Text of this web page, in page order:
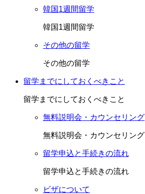
韓国1週間留学
韓国1週間留学
その他の留学
その他の留学
留学までにしておくべきこと
留学までにしておくべきこと
無料説明会・カウンセリング
無料説明会・カウンセリング
留学申込と手続きの流れ
留学申込と手続きの流れ
ビザについて